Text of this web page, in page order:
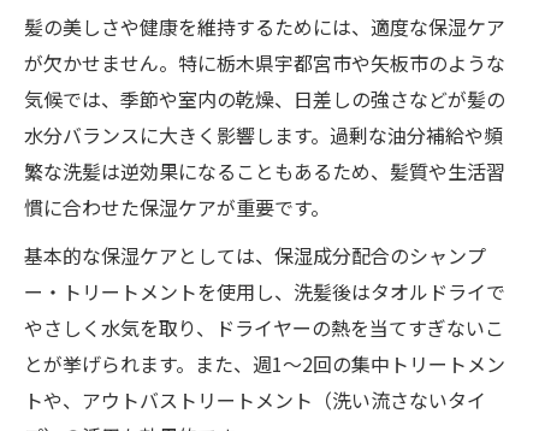
トリートメントで髪の乾燥対策を叶えるコツ
トリートメント選びで髪の保湿力を高める
方法
髪の乾燥対策に適したトリートメントの使
い方
保湿感を維持する髪ケアのトリートメント
術
ヘアカラー後の髪に最適な乾燥対策ポイン
ト
髪の乾燥を防ぐトリートメント実践テクニ
髪の美しさや健康を維持するためには、適度な保湿ケア
が欠かせません。特に栃木県宇都宮市や矢板市のような
気候では、季節や室内の乾燥、日差しの強さなどが髪の
水分バランスに大きく影響します。過剰な油分補給や頻
繁な洗髪は逆効果になることもあるため、髪質や生活習
慣に合わせた保湿ケアが重要です。
基本的な保湿ケアとしては、保湿成分配合のシャンプ
ー・トリートメントを使用し、洗髪後はタオルドライで
やさしく水気を取り、ドライヤーの熱を当てすぎないこ
とが挙げられます。また、週1〜2回の集中トリートメン
トや、アウトバストリートメント（洗い流さないタイ